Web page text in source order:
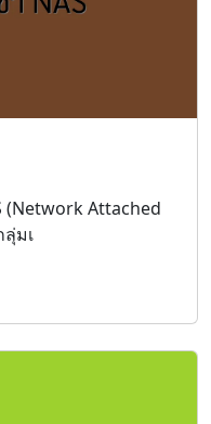
(Network Attached
มเ